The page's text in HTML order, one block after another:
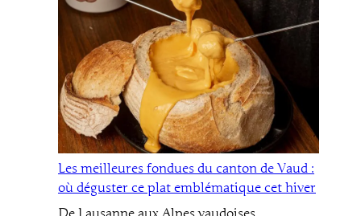
Les meilleures fondues du canton de Vaud :
où déguster ce plat emblématique cet hiver